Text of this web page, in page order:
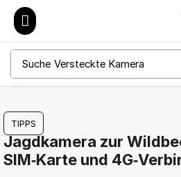
Suche Versteckte Kamera
TIPPS
Jagdkamera zur
SIM‑Karte und